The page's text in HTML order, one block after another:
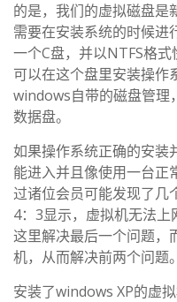
的是，我们的虚拟磁盘是
需要在安装系统的时候进
一个C盘，并以NTFS格
可以在这个盘里安装操作
windows自带的磁盘管理
数据盘。
如果操作系统正确的安装
能进入并且像使用一台正
过诸位会员可能发现了几
4：3显示，虚拟机无法
这里解决最后一个问题，
机，从而解决前两个问题。
安装了windows XP的虚